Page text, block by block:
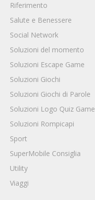
Riferimento
Salute e Benessere
Social Network
Soluzioni del momento
Soluzioni Escape Game
Soluzioni Giochi
Soluzioni Giochi di Parole
Soluzioni Logo Quiz Game
Soluzioni Rompicapi
Sport
SuperMobile Consiglia
Utility
Viaggi